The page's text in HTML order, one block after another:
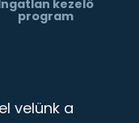
kezelő
program
velünk a